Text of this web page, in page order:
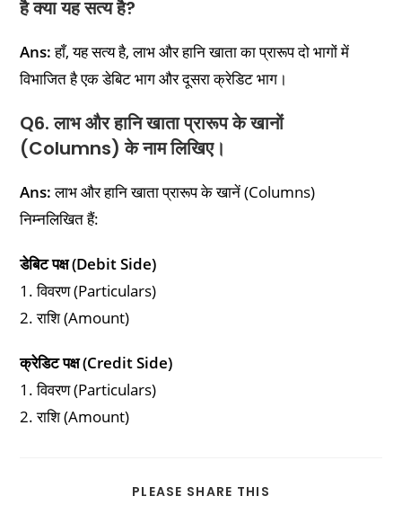
है क्या यह सत्य है?
Ans:हाँ, यह सत्य है, लाभ और हानि खाता का प्रारूप दो भागों में
विभाजित है एक डेबिट भाग और दूसरा क्रेडिट भाग।
Q6. लाभ और हानि खाता प्रारूप के खानों
(Columns) के नाम लिखिए।
Ans:लाभ और हानि खाता प्रारूप के खानें (Columns)
निम्नलिखित हैं:
डेबिट पक्ष (Debit Side)
1. विवरण (Particulars)
2. राशि (Amount)
क्रेडिट पक्ष (Credit Side)
1. विवरण (Particulars)
2. राशि (Amount)
PLEASE SHARE THIS